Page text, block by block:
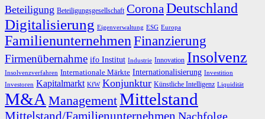
Beteiligung Beteiligungsgesellschaft CoronaDeutschland
Digitalisierung Eigenverwaltung ESG Europa
FamilienunternehmenFinanzierung
Firmenübernahme ifo Institut Industrie Innovation Insolvenz
Insolvenzverfahren Internationale Märkte Internationalisierung Investition
Investoren Kapitalmarkt KfW Konjunktur Künstliche Intelligenz Liquidität
M&A ManagementMittelstand
Nachfolge